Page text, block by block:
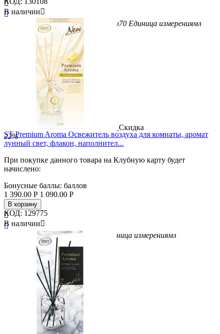


Kobayashi Вес/Объем/Кол-во70 Единица измерениямл
В наличии
Скидка
22%
ST Premium Aroma Освежитель воздуха для комнаты, аромат
лунный свет, флакон, наполнител...
При покупке данного товара на Клубную карту будет
начислено:
Бонусные баллы: баллов
1 390.00 Р 1 090.00 Р
В корзину


Вес/Объем/Кол-во Единица измерениямл
КОД: 129775
В наличии